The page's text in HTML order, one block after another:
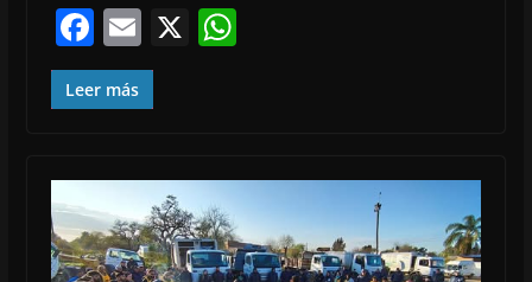
F
ac
e
o
o
k
E
m
ai
X W
A
p
p
Leer más